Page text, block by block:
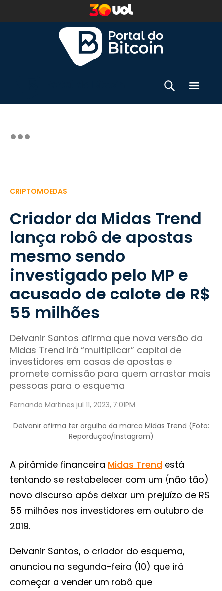
CRIPTOMOEDAS
Criador da Midas Trend
lança robô de apostas
mesmo sendo
investigado pelo MP e
acusado de calote de R$
55 milhões
Deivanir Santos afirma que nova versão da
Midas Trend irá “multiplicar” capital de
investidores em casas de apostas e
promete comissão para quem arrastar mais
pessoas para o esquema
Fernando Martines jul 11, 2023, 7:01PM
Deivanir afirma ter orgulho da marca Midas Trend (Foto:
Repordução/Instagram)
A pirâmide financeira Midas Trend está
tentando se restabelecer com um (não tão)
novo discurso após deixar um prejuízo de R$
55 milhões nos investidores em outubro de
2019.
Deivanir Santos, o criador do esquema,
anunciou na segunda-feira (10) que irá
começar a vender um robô que